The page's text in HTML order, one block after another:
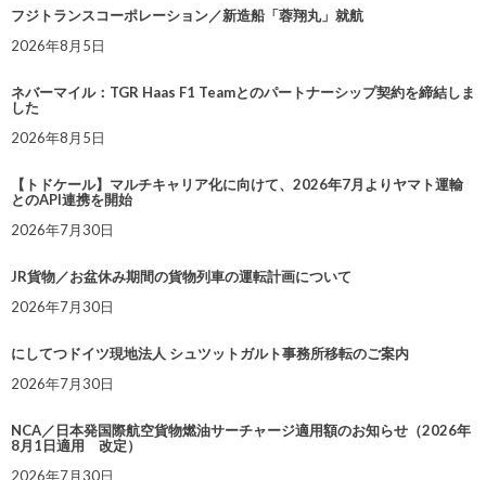
フジトランスコーポレーション／新造船「蓉翔丸」就航
2026年8月5日
ネバーマイル：TGR Haas F1 Teamとのパートナーシップ契約を締結しま
した
2026年8月5日
【トドケール】マルチキャリア化に向けて、2026年7月よりヤマト運輸
とのAPI連携を開始
2026年7月30日
JR貨物／お盆休み期間の貨物列車の運転計画について
2026年7月30日
にしてつドイツ現地法人 シュツットガルト事務所移転のご案内
2026年7月30日
NCA／日本発国際航空貨物燃油サーチャージ適用額のお知らせ（2026年
8月1日適用 改定）
2026年7月30日